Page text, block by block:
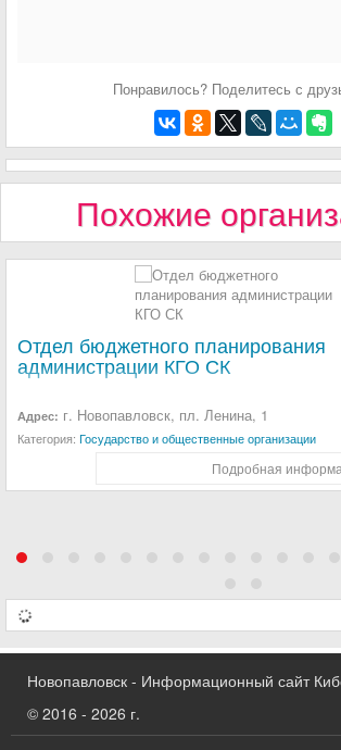
Понравилось? Поделитесь с
Похожие
Отдел бюджетного планирования
администрации КГО СК
Адрес: г. Новопавловск, пл. Ленина, 1
Категория: Государство и общественные организации
Подробная
Новопавловск - Информационный сайт
© 2016 - 2026 г.